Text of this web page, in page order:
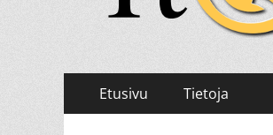
Primary
Menu
Etusivu Tietoja